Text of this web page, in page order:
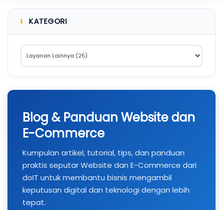
KATEGORI
Blog & Panduan Website dan
E-Commerce
Kumpulan artikel, tutorial, tips, dan panduan
praktis seputar Website dan E-Commerce dari
doIT untuk membantu bisnis mengambil
keputusan digital dan teknologi dengan lebih
tepat.